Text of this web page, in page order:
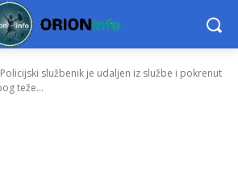
Policijski službenik je udaljen iz službe i pokrenut
teže...